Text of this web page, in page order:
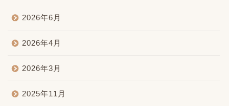
2026年6月
2026年4月
2026年3月
2025年11月